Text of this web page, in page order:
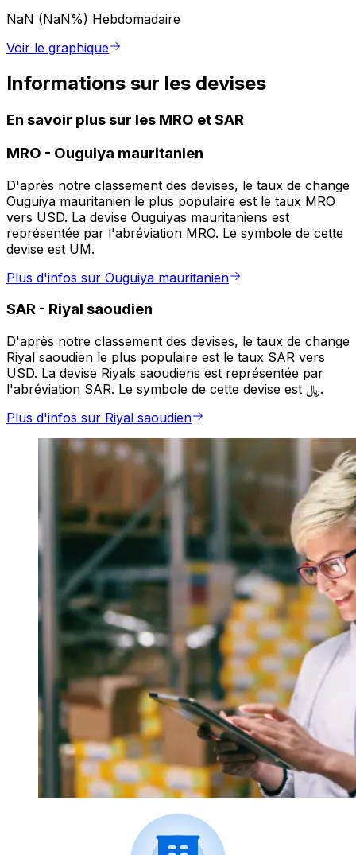
NaN (NaN%) Hebdomadaire
Voir le graphique
Informations sur les devises
En savoir plus sur les MRO et SAR
MRO - Ouguiya mauritanien
D'après notre classement des devises, le taux de change
Ouguiya mauritanien le plus populaire est le taux MRO
vers USD. La devise Ouguiyas mauritaniens est
représentée par l'abréviation MRO. Le symbole de cette
devise est UM.
Plus d'infos sur Ouguiya mauritanien
SAR - Riyal saoudien
D'après notre classement des devises, le taux de change
Riyal saoudien le plus populaire est le taux SAR vers
USD. La devise Riyals saoudiens est représentée par
l'abréviation SAR. Le symbole de cette devise est ﷼.
Plus d'infos sur Riyal saoudien